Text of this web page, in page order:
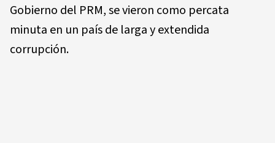
Gobierno del PRM, se vieron como percata
minuta en un país de larga y extendida
corrupción.